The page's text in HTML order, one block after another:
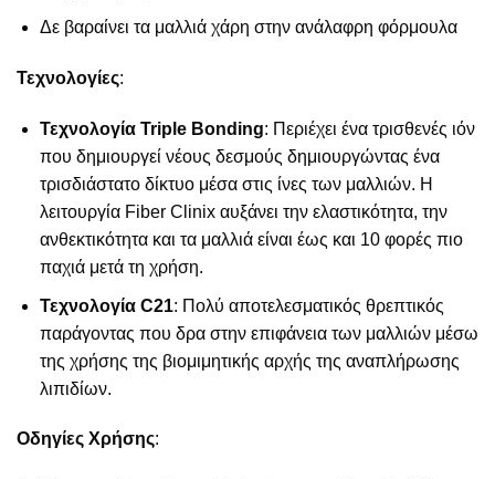
Δε βαραίνει τα μαλλιά χάρη στην ανάλαφρη φόρμουλα
Τεχνολογίες:
Τεχνολογία Triple Bonding: Περιέχει ένα τρισθενές ιόν
που δημιουργεί νέους δεσμούς δημιουργώντας ένα
τρισδιάστατο δίκτυο μέσα στις ίνες των μαλλιών. Η
λειτουργία Fiber Clinix αυξάνει την ελαστικότητα, την
ανθεκτικότητα και τα μαλλιά είναι έως και 10 φορές πιο
παχιά μετά τη χρήση.
Τεχνολογία C21: Πολύ αποτελεσματικός θρεπτικός
παράγοντας που δρα στην επιφάνεια των μαλλιών μέσω
της χρήσης της βιομιμητικής αρχής της αναπλήρωσης
λιπιδίων.
Οδηγίες Χρήσης: